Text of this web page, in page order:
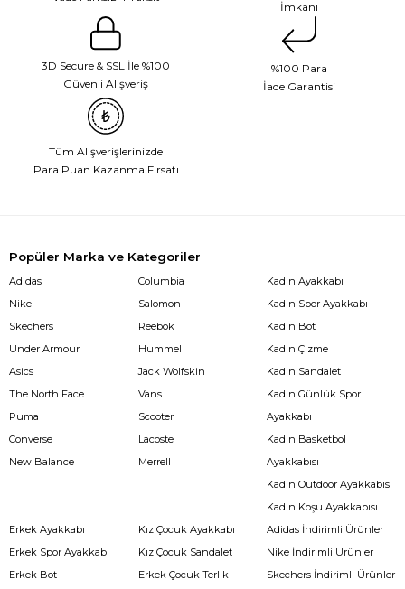
İmkanı
3D Secure & SSL İle %100
Güvenli Alışveriş
%100 Para
İade Garantisi
Tüm Alışverişlerinizde
Para Puan Kazanma Fırsatı
Popüler Marka ve Kategoriler
Adidas
Nike
Skechers
Under Armour
Asics
The North Face
Puma
Converse
New Balance
Columbia
Salomon
Reebok
Hummel
Jack Wolfskin
Vans
Scooter
Lacoste
Merrell
Kadın Ayakkabı
Kadın Spor Ayakkabı
Kadın Bot
Kadın Çizme
Kadın Sandalet
Kadın Günlük Spor
Ayakkabı
Kadın Basketbol
Ayakkabısı
Kadın Outdoor Ayakkabısı
Kadın Koşu Ayakkabısı
Erkek Ayakkabı
Erkek Spor Ayakkabı
Erkek Bot
Kız Çocuk Ayakkabı
Kız Çocuk Sandalet
Erkek Çocuk Terlik
Adidas İndirimli Ürünler
Nike İndirimli Ürünler
Skechers İndirimli Ürünler